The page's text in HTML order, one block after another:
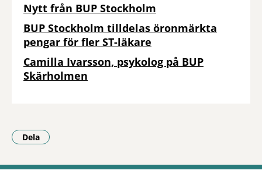
Nytt från BUP Stockholm
BUP Stockholm tilldelas öronmärkta
pengar för fler ST-läkare
Camilla Ivarsson, psykolog på BUP
Skärholmen
Dela
- Klicka för att öppna delningsalternativ.